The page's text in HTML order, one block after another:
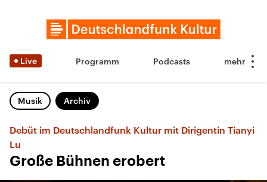
Live Programm Podcasts
Musik Archiv
Debüt im Deutschlandfunk Kultur mit Dirigentin Tianyi
Lu
Große Bühnen erobert